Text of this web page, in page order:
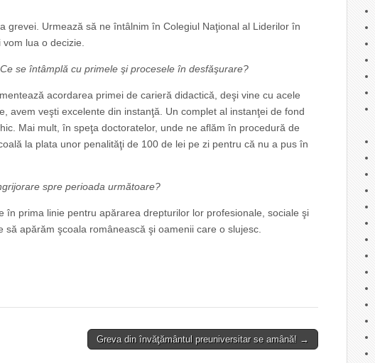
Urmează să ne întâlnim în Colegiul Naţional al Liderilor în
lua o decizie.
se întâmplă cu primele şi procesele în desfăşurare?
acordarea primei de carieră didactică, deşi vine cu acele
avem veşti excelente din instanţă. Un complet al instanţei de fond
Mai mult, în speţa doctoratelor, unde ne aflăm în procedură de
la plata unor penalităţi de 100 de lei pe zi pentru că nu a pus în
spre perioada următoare?
prima linie pentru apărarea drepturilor lor profesionale, sociale şi
apărăm şcoala românească şi oamenii care o slujesc.
Greva din învăţământul preuniversitar se amână! →